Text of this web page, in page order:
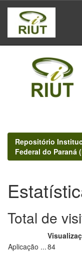
Skip
navigation
Repositório
Federal do Paraná
Total de
Aplicação ...84